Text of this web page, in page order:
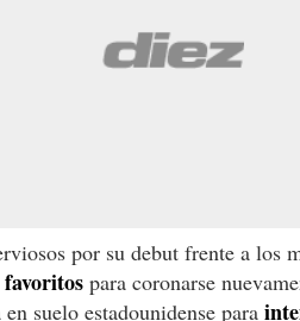
por su debut frente a los
para coronarse
suelo estadounidense para